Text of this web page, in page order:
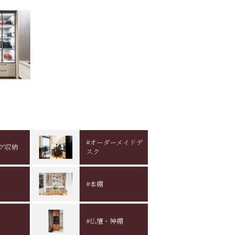
収納
#オーダーメイドデ
スク
#本棚
#仏壇・神棚